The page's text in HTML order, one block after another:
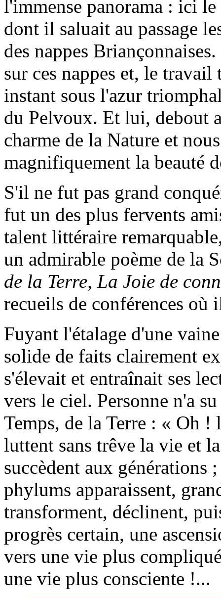
l'immense panorama : ici
dont il saluait au passage
des nappes
sur ces nappes et, le
instant sous l'azur
du Pelvoux. Et lui, debout
charme de la Nature et
magnifiquement la beauté
S'il ne fut pas grand
fut un des plus fervents
talent littéraire
un admirable poème de la
de la Terre, La Joie de
recueils de conférences où
Fuyant l'étalage d'une
solide de faits clairement
s'élevait et entraînait ses
vers le ciel. Personne n'a
Temps, de la Terre : « Oh
luttent sans trêve la vie et
succèdent aux générations
phylums apparaissent,
transforment, déclinent,
progrès certain, une
vers une vie plus
une vie plus consciente !...